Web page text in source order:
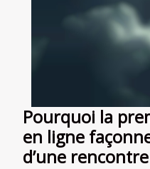
Pourquoi la
en ligne
d’une